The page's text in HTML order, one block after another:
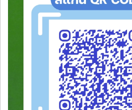
รับผลกระท
มีผลสัมฤทธิ์เป็นที่ประจักษ์มา
สำคัญ ของความผูกพันระห
กษัตริย์กับประช
พระบรมราโชวาท พระราชทาน